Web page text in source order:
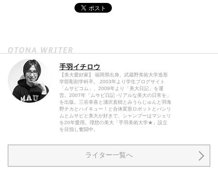
手羽イチロウ
【美大愛好家】 福岡県出身。武蔵野美術大学造形
学部彫刻学科卒。 2003年より学生ブログサイト
「ムサビコム」、2009年より「美大日記」を運
営。2007年「ムサビ日記 -リアルな美大の日常を」
を出版。三谷幸喜と浦沢直樹とみうらじゅんと羽海
野チカとハイキュー！と合体変形ロボットとパシリ
ムとムサビと美大が好きで、シャンプーはマシェリ
を20年愛用。理想の美大「手羽美術大学★」設立
を目指し奮闘中。
ライター一覧へ